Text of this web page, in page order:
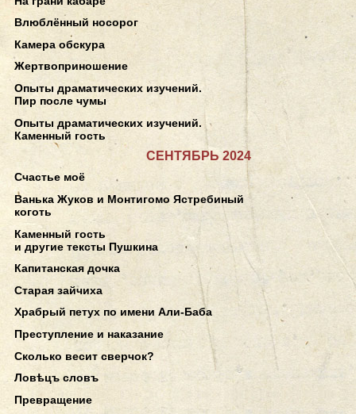
Влюблённый носорог
Камера обскура
Жертвоприношение
Опыты драматических изучений.
Пир после чумы
Опыты драматических изучений.
Каменный гость
СЕНТЯБРЬ 2024
Счастье моё
Ванька Жуков и Монтигомо Ястребиный
коготь
Каменный гость
и другие тексты Пушкина
Капитанская дочка
Старая зайчиха
Храбрый петух по имени Али-Баба
Преступление и наказание
Сколько весит сверчок?
Ловѣцъ словъ
Превращение